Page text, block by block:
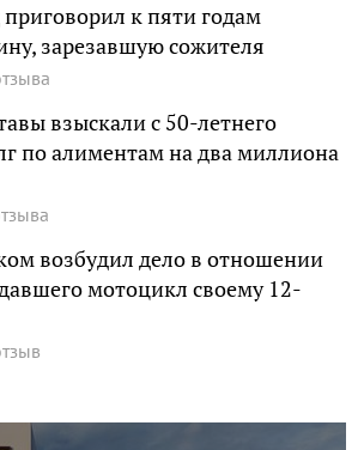
к пяти годам
зарезавшую сожителя
взыскали с 50-летнего
по алиментам на два миллиона
возбудил дело в отношении
мотоцикл своему 12-